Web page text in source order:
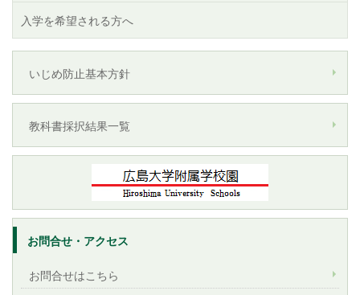
入学を希望される方へ
いじめ防止基本方針
教科書採択結果一覧
お問合せ・アクセス
お問合せはこちら